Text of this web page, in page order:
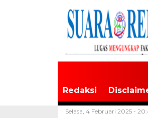
Redaksi
Selasa, 4 Februari 2025 -